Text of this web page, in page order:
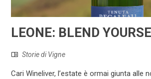
LEONE: BLEND
Storie di Vigne
Cari Wineliver, l’estate è ormai giunta alle